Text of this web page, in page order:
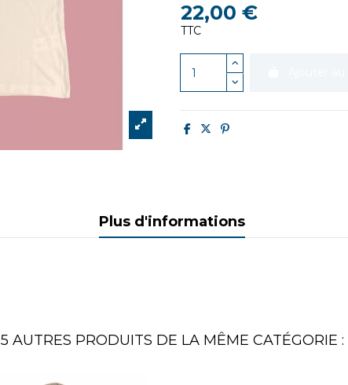
22,00 €
TTC
Plus d'informations
5 AUTRES PRODUITS DE LA MÊME CATÉGORIE :